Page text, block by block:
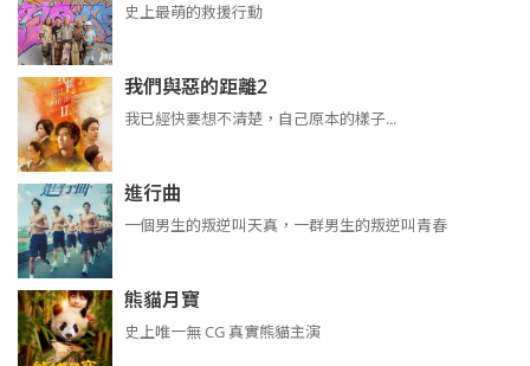
史上最萌的救援行動
我們與惡的距離2
我已經快要想不清楚，自己原本的樣子...
進行曲
​​​一個男生的叛逆叫天真，一群男生的叛逆叫青春
熊貓月寶
史上唯一無 CG 真實熊貓主演